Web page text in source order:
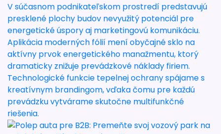
V súčasnom podnikateľskom prostredí predstavujú
presklené plochy budov nevyužitý potenciál pre
energetické úspory aj marketingovú komunikáciu.
Aplikácia moderných fólií mení obyčajné sklo na
aktívny prvok energetického manažmentu, ktorý
dramaticky znižuje prevádzkové náklady firiem.
Technologické funkcie tepelnej ochrany spájame s
kreatívnym brandingom, vďaka čomu pre každú
prevádzku vytvárame skutočne multifunkčné
riešenia.